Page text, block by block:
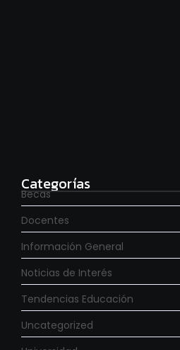
Categorías
Becas
Docentes
Información General
Noticias de Interés
Tendencias Educación
Uncategorized